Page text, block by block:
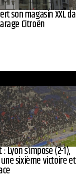
son magasin XXL
Citroën
Lyon s’impose (2-1),
sixième victoire